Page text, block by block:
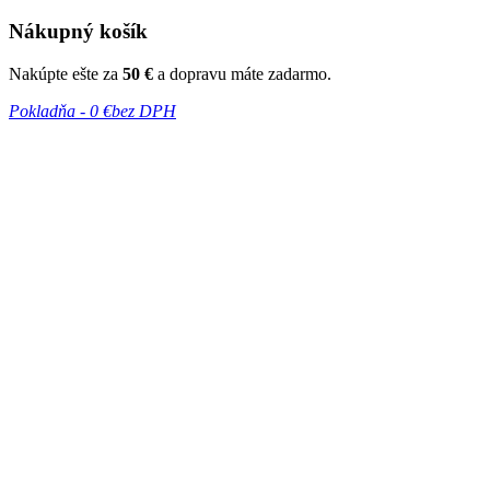
Nákupný košík
Nakúpte ešte za 50 € a dopravu máte zadarmo.
Pokladňa - 0 €bez DPH